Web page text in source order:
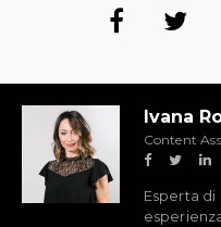
Ivana
Content
Esperta